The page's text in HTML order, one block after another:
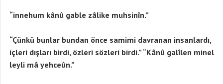
“innehum kânû gable zâlike muhsinîn.”
“Çünkü bunlar bundan önce samimi davranan insanlardı,
içleri dışları birdi, özleri sözleri birdi.” “Kânû galîlen minel
leyli mâ yehceûn.”